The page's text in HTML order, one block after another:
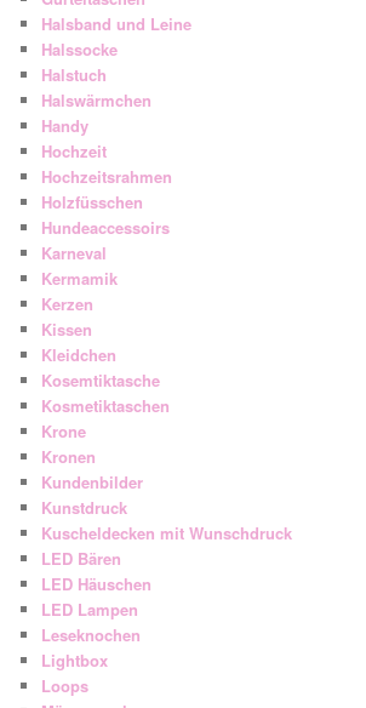
Halsband und Leine
Halssocke
Halstuch
Halswärmchen
Handy
Hochzeit
Hochzeitsrahmen
Holzfüsschen
Hundeaccessoirs
Karneval
Kermamik
Kerzen
Kissen
Kleidchen
Kosemtiktasche
Kosmetiktaschen
Krone
Kronen
Kundenbilder
Kunstdruck
Kuscheldecken mit Wunschdruck
LED Bären
LED Häuschen
LED Lampen
Leseknochen
Lightbox
Loops